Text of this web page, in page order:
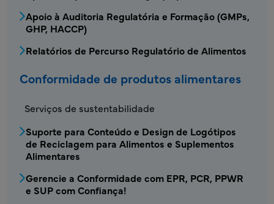
Apoio à Auditoria Regulatória e Formação (GMPs,
GHP, HACCP)
Relatórios de Percurso Regulatório de Alimentos
Conformidade de produtos alimentares
FDS - Menu de conformidade de produtos
Serviços de sustentabilidade
Suporte para Conteúdo e Design de Logótipos
de Reciclagem para Alimentos e Suplementos
Alimentares
Gerencie a Conformidade com EPR, PCR, PPWR
e SUP com Confiança!